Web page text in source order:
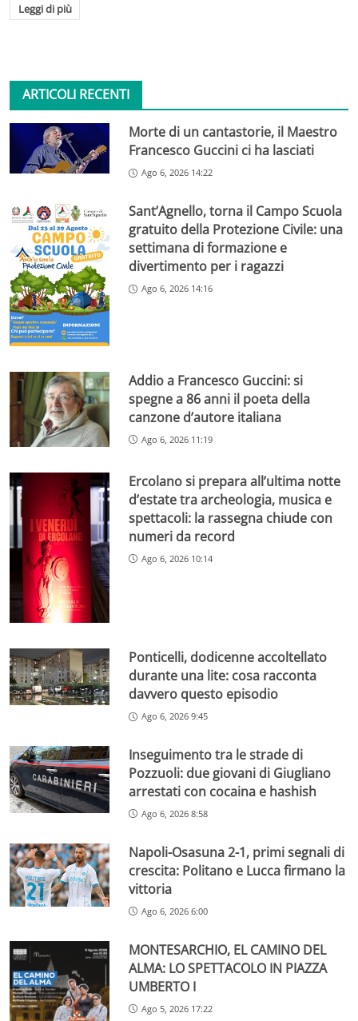
Leggi di più
ARTICOLI RECENTI
Morte di un cantastorie, il Maestro
Francesco Guccini ci ha lasciati
Ago 6, 2026 14:22
Sant’Agnello, torna il Campo Scuola
gratuito della Protezione Civile: una
settimana di formazione e
divertimento per i ragazzi
Ago 6, 2026 14:16
Addio a Francesco Guccini: si
spegne a 86 anni il poeta della
canzone d’autore italiana
Ago 6, 2026 11:19
Ercolano si prepara all’ultima notte
d’estate tra archeologia, musica e
spettacoli: la rassegna chiude con
numeri da record
Ago 6, 2026 10:14
Ponticelli, dodicenne accoltellato
durante una lite: cosa racconta
davvero questo episodio
Ago 6, 2026 9:45
Inseguimento tra le strade di
Pozzuoli: due giovani di Giugliano
arrestati con cocaina e hashish
Ago 6, 2026 8:58
Napoli-Osasuna 2-1, primi segnali di
crescita: Politano e Lucca firmano la
vittoria
Ago 6, 2026 6:00
MONTESARCHIO, EL CAMINO DEL
ALMA: LO SPETTACOLO IN PIAZZA
UMBERTO I
Ago 5, 2026 17:22